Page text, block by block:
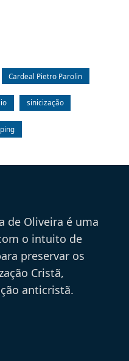
Cardeal Pietro Parolin
sinicização
de Oliveira é uma
o intuito de
preservar os
Cristã,
anticristã.